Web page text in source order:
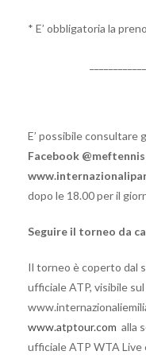
* E’ obbligatoria la
E’ possibile consultare
Facebook
dopo le 18.00 per il
Seguire il torneo da
Il torneo è coperto dal
ufficiale ATP, visibile
www.atptour.com alla
ufficiale ATP WTA